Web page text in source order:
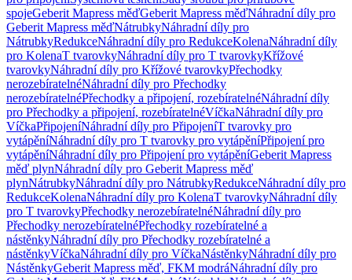
spojeGeberit Mapress měďGeberit Mapress měďNáhradní díly pro
Geberit Mapress měďNátrubkyNáhradní díly pro
NátrubkyRedukceNáhradní díly pro RedukceKolenaNáhradní díly
pro KolenaT tvarovkyNáhradní díly pro T tvarovkyKřížové
tvarovkyNáhradní díly pro Křížové tvarovkyPřechodky
nerozebíratelnéNáhradní díly pro Přechodky
nerozebíratelnéPřechodky a připojení, rozebíratelnéNáhradní díly
pro Přechodky a připojení, rozebíratelnéVíčkaNáhradní díly pro
VíčkaPřipojeníNáhradní díly pro PřipojeníT tvarovky pro
vytápěníNáhradní díly pro T tvarovky pro vytápěníPřipojení pro
vytápěníNáhradní díly pro Připojení pro vytápěníGeberit Mapress
měď plynNáhradní díly pro Geberit Mapress měď
plynNátrubkyNáhradní díly pro NátrubkyRedukceNáhradní díly pro
RedukceKolenaNáhradní díly pro KolenaT tvarovkyNáhradní díly
pro T tvarovkyPřechodky nerozebíratelnéNáhradní díly pro
Přechodky nerozebíratelnéPřechodky rozebíratelné a
nástěnkyNáhradní díly pro Přechodky rozebíratelné a
nástěnkyVíčkaNáhradní díly pro VíčkaNástěnkyNáhradní díly pro
NástěnkyGeberit Mapress měď, FKM modráNáhradní díly pro